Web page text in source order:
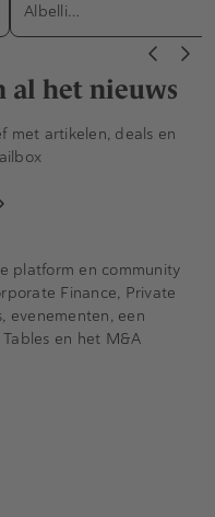
Albelli…
al het nieuws
met artikelen, deals en
platform en community
Finance, Private
evenementen, een
en het M&A